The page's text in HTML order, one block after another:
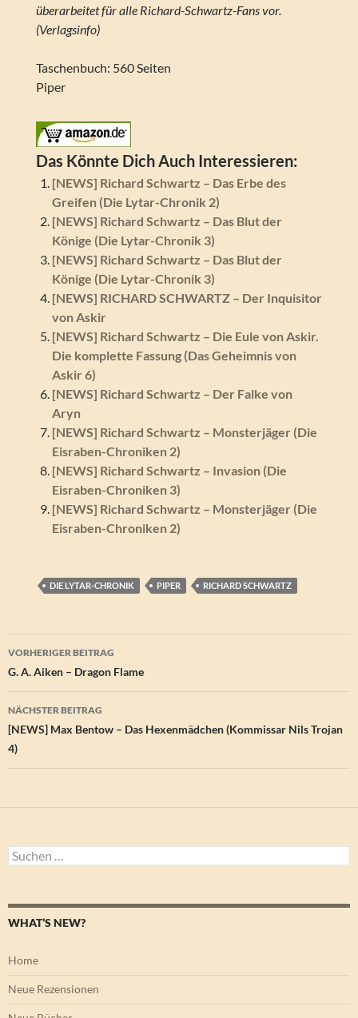
überarbeitet für alle Richard-Schwartz-Fans vor.
(Verlagsinfo)
Taschenbuch: 560 Seiten
Piper
Das Könnte Dich Auch Interessieren:
[NEWS] Richard Schwartz – Das Erbe des
Greifen (Die Lytar-Chronik 2)
[NEWS] Richard Schwartz – Das Blut der
Könige (Die Lytar-Chronik 3)
[NEWS] Richard Schwartz – Das Blut der
Könige (Die Lytar-Chronik 3)
[NEWS] RICHARD SCHWARTZ – Der Inquisitor
von Askir
[NEWS] Richard Schwartz – Die Eule von Askir.
Die komplette Fassung (Das Geheimnis von
Askir 6)
[NEWS] Richard Schwartz – Der Falke von
Aryn
[NEWS] Richard Schwartz – Monsterjäger (Die
Eisraben-Chroniken 2)
[NEWS] Richard Schwartz – Invasion (Die
Eisraben-Chroniken 3)
[NEWS] Richard Schwartz – Monsterjäger (Die
Eisraben-Chroniken 2)
DIE LYTAR-CHRONIK PIPER RICHARD SCHWARTZ
Beitragsnavigation
VORHERIGER BEITRAG
G. A. Aiken – Dragon Flame
NÄCHSTER BEITRAG
[NEWS] Max Bentow – Das Hexenmädchen (Kommissar Nils Trojan
4)
Suchen
nach:
WHAT’S NEW?
Home
Neue Rezensionen